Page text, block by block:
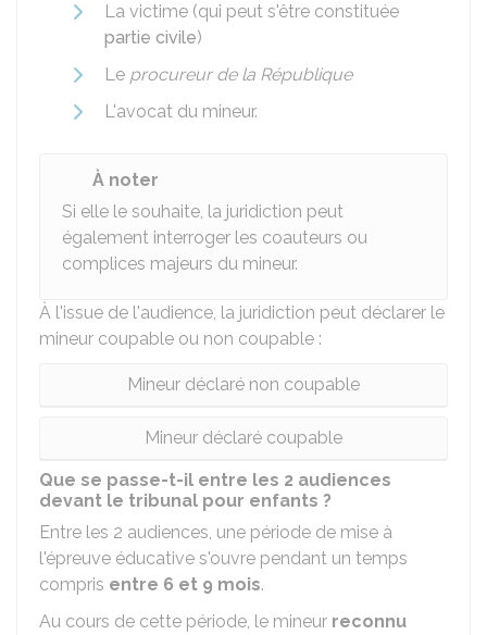
La victime (qui peut s'être constituée
partie civile)
Le procureur de la République
L'avocat du mineur.
À noter
Si elle le souhaite, la juridiction peut
également interroger les coauteurs ou
complices majeurs du mineur.
À l'issue de l'audience, la juridiction peut déclarer le
mineur coupable ou non coupable :
Mineur déclaré non coupable
Mineur déclaré coupable
Que se passe-t-il entre les 2 audiences
devant le tribunal pour enfants ?
Entre les 2 audiences, une période de mise à
l'épreuve éducative s'ouvre pendant un temps
compris entre 6 et 9 mois.
Au cours de cette période, le mineur reconnu